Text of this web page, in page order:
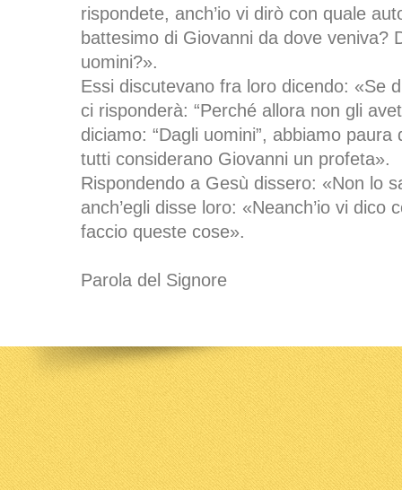
rispondete, anch’io vi dirò con quale
battesimo di Giovanni da dove veniva?
uomini?».
Essi discutevano fra loro dicendo: «Se
ci risponderà: “Perché allora non gli
diciamo: “Dagli uomini”, abbiamo paura
tutti considerano Giovanni un profeta».
Rispondendo a Gesù dissero: «Non lo
anch’egli disse loro: «Neanch’io vi dico
faccio queste cose».
Parola del Signore